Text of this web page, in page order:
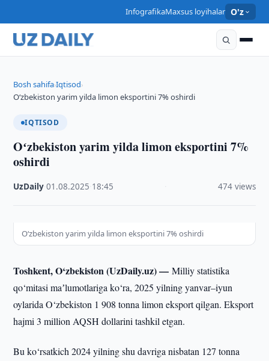
InfografikaMaxsus loyihalar O'z
Bosh sahifa›Iqtisod›
Oʻzbekiston yarim yilda limon eksportini 7% oshirdi
IQTISOD
Oʻzbekiston yarim yilda limon eksportini 7%
oshirdi
UzDaily ·01.08.2025 18:45 474 views
Oʻzbekiston yarim yilda limon eksportini 7% oshirdi
Toshkent, O‘zbekiston (UzDaily.uz) —Milliy statistika
qo‘mitasi maʼlumotlariga ko‘ra, 2025 yilning yanvar–iyun
oylarida O‘zbekiston 1 908 tonna limon eksport qilgan. Eksport
hajmi 3 million AQSH dollarini tashkil etgan.
Bu ko‘rsatkich 2024 yilning shu davriga nisbatan 127 tonna